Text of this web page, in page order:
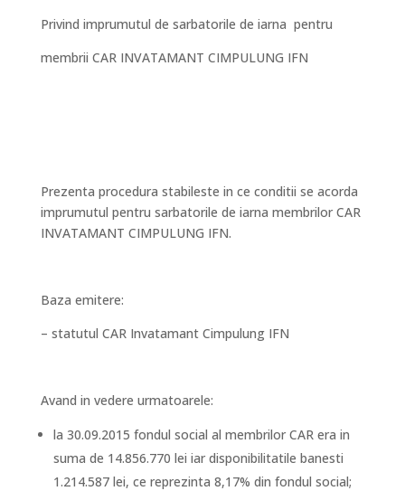
Privind imprumutul de sarbatorile de iarna pentru
membrii CAR INVATAMANT CIMPULUNG IFN
Prezenta procedura stabileste in ce conditii se acorda
imprumutul pentru sarbatorile de iarna membrilor CAR
INVATAMANT CIMPULUNG IFN.
Baza emitere:
– statutul CAR Invatamant Cimpulung IFN
Avand in vedere urmatoarele:
la 30.09.2015 fondul social al membrilor CAR era in
suma de 14.856.770 lei iar disponibilitatile banesti
1.214.587 lei, ce reprezinta 8,17% din fondul social;